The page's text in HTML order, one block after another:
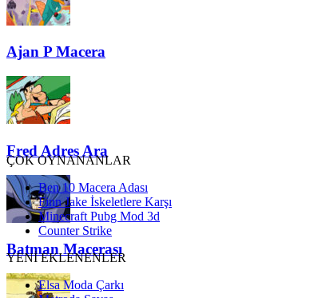
Ajan P Macera
Fred Adres Ara
Batman Macerası
ÇOK OYNANANLAR
Ben 10 Macera Adası
Finn Jake İskeletlere Karşı
Minecraft Pubg Mod 3d
Counter Strike
YENİ EKLENENLER
Elsa Moda Çarkı